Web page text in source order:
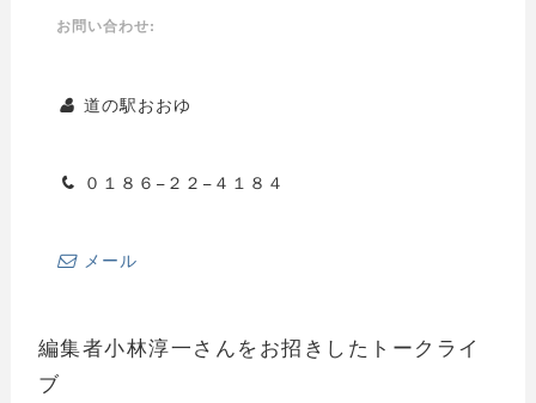
お問い合わせ:
道の駅おおゆ
０１８６−２２−４１８４
メール
編集者小林淳一さんをお招きしたトークライ
ブ